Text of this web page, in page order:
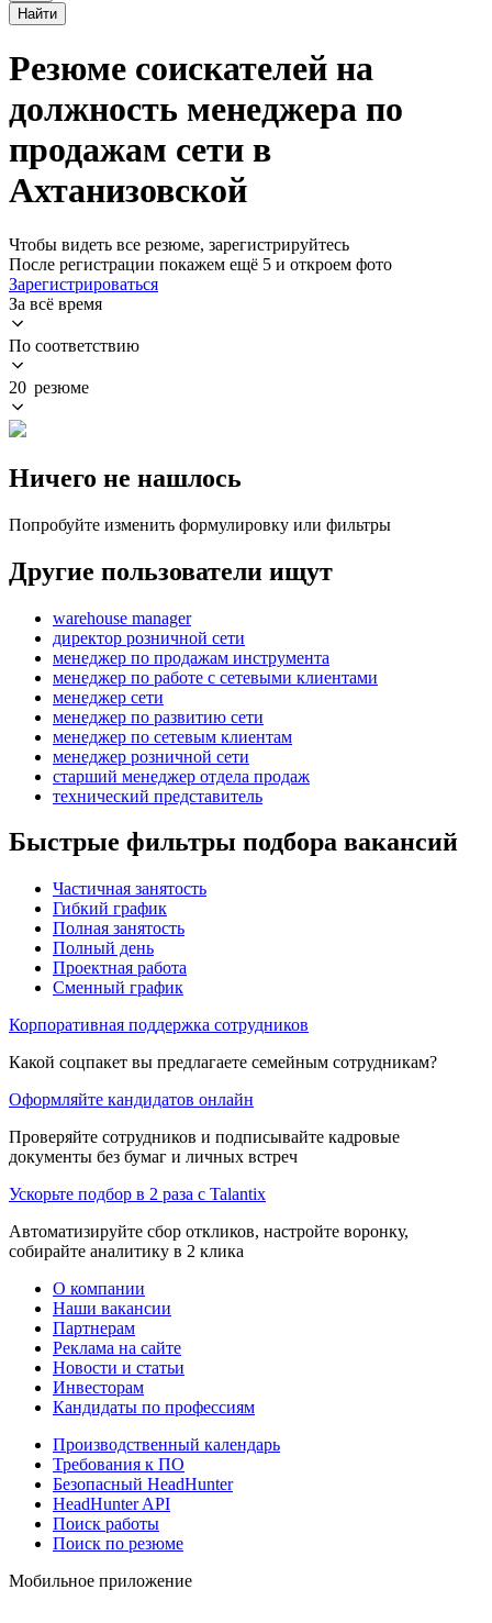
Найти
Резюме соискателей на
должность менеджера по
продажам сети в
Ахтанизовской
Чтобы видеть все резюме, зарегистрируйтесь
После регистрации покажем ещё 5 и откроем фото
Зарегистрироваться
За всё время
По соответствию
20 резюме
Ничего не нашлось
Попробуйте изменить формулировку или фильтры
Другие пользователи ищут
warehouse manager
директор розничной сети
менеджер по продажам инструмента
менеджер по работе с сетевыми клиентами
менеджер сети
менеджер по развитию сети
менеджер по сетевым клиентам
менеджер розничной сети
старший менеджер отдела продаж
технический представитель
Быстрые фильтры подбора вакансий
Частичная занятость
Гибкий график
Полная занятость
Полный день
Проектная работа
Сменный график
Корпоративная поддержка сотрудников
Какой соцпакет вы предлагаете семейным сотрудникам?
Оформляйте кандидатов онлайн
Проверяйте сотрудников и подписывайте кадровые
документы без бумаг и личных встреч
Ускорьте подбор в 2 раза с Talantix
Автоматизируйте сбор откликов, настройте воронку,
собирайте аналитику в 2 клика
О компании
Наши вакансии
Партнерам
Реклама на сайте
Новости и статьи
Инвесторам
Кандидаты по профессиям
Производственный календарь
Требования к ПО
Безопасный HeadHunter
HeadHunter API
Поиск работы
Поиск по резюме
Мобильное приложение